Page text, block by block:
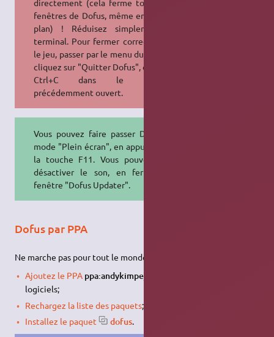
directement (cela ferme toutes les
fenêtres de Dofus, même en arrière-
plan) ! Réduisez simplement le
terminal. Pour fermer correctement
le jeu, passer par le menu du jeu puis
cliquez sur "Quitter Dofus", ou faites
Ctrl+C dans le terminal
précédemment ouvert.
Vous pouvez faire passer Dofus en
mode "Plein écran", en appuyant sur
la touche F11. Vous pouvez aussi
désactiver le son, en fermant la
fenêtre "Dofus Updater".
Dofus par PPA
Ne marche pas pour tout le monde.
Ajoutez le PPA ppa:andykimpe/dofus
logiciels;
Rechargez la liste des paquets;
Installez le paquet
dofus.